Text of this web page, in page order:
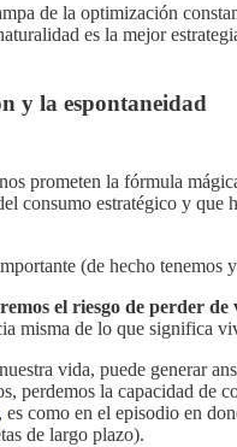
de la optimización
es la mejor
y la espontaneidad
prometen la fórmula
estratégico y que
(de hecho tenemos
el riesgo de perder
misma de lo que significa
vida, puede generar
la capacidad de
es como en el episodio en
de largo plazo).